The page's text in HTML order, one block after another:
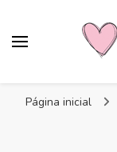
Página inicial